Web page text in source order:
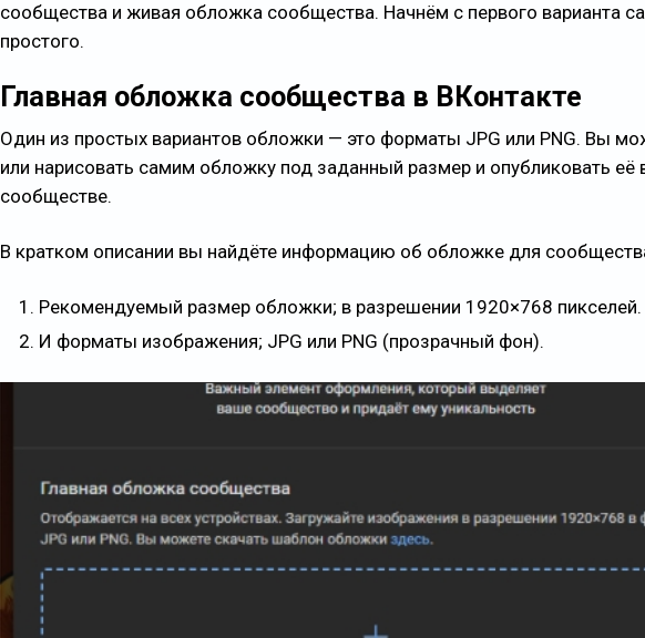
сообщества и живая обложка сообщества. Начнём с первого варианта
простого.
Главная обложка сообщества в ВКонтакте
Один из простых вариантов обложки — это форматы JPG или PNG. Вы
или нарисовать самим обложку под заданный размер и опубликовать её
сообществе.
В кратком описании вы найдёте информацию об обложке для
Рекомендуемый размер обложки; в разрешении 1920×768 пикселей.
И форматы изображения; JPG или PNG (прозрачный фон).